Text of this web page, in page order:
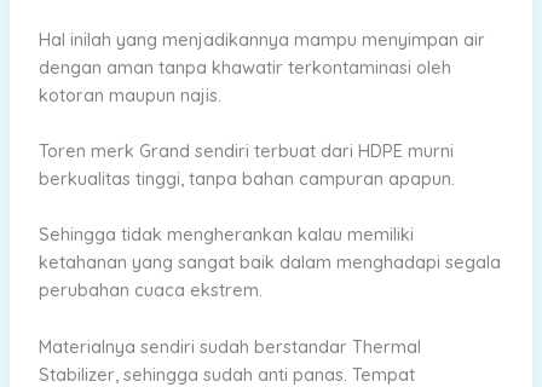
Hal inilah yang menjadikannya mampu menyimpan air
dengan aman tanpa khawatir terkontaminasi oleh
kotoran maupun najis.
Toren merk Grand sendiri terbuat dari HDPE murni
berkualitas tinggi, tanpa bahan campuran apapun.
Sehingga tidak mengherankan kalau memiliki
ketahanan yang sangat baik dalam menghadapi segala
perubahan cuaca ekstrem.
Materialnya sendiri sudah berstandar Thermal
Stabilizer, sehingga sudah anti panas. Tempat